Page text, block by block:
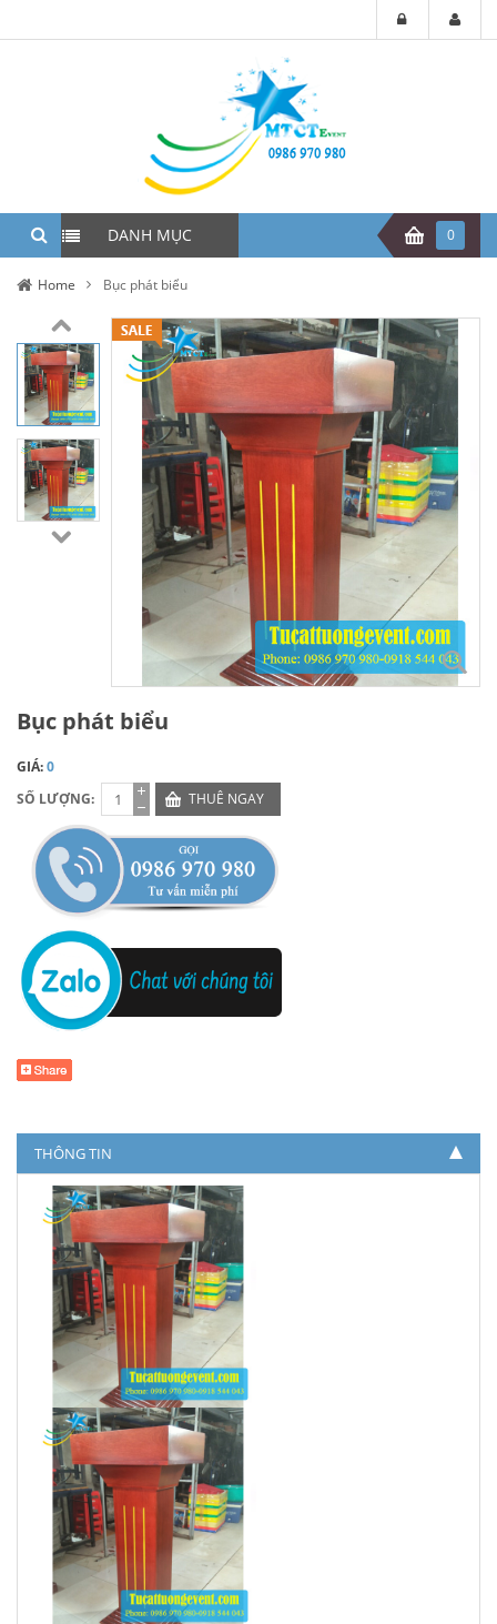
DANH MỤC 0
Home Bục phát biểu
Bục phát biểu
GIÁ:0
SỐ LƯỢNG:
THUÊ NGAY
THÔNG TIN